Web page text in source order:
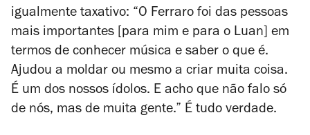
igualmente taxativo: “O Ferraro foi das pessoas
mais importantes [para mim e para o Luan] em
termos de conhecer música e saber o que é.
Ajudou a moldar ou mesmo a criar muita coisa.
É um dos nossos ídolos. E acho que não falo só
de nós, mas de muita gente.” É tudo verdade.